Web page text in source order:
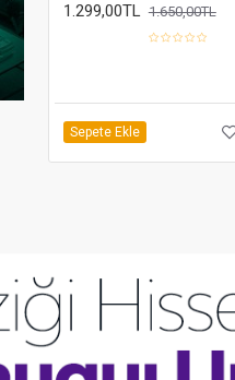
749,00TL 999,00TL
Sepete Ekle